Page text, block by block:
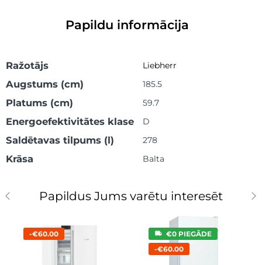
Papildu informācija
Ražotājs Liebherr
Augstums (cm) 185.5
Platums (cm) 59.7
Energoefektivitātes klase D
Saldētavas tilpums (l) 278
Krāsa Balta
Papildus Jums varētu interesēt
-€60.00
€0 PIEGĀDE
-€60.00